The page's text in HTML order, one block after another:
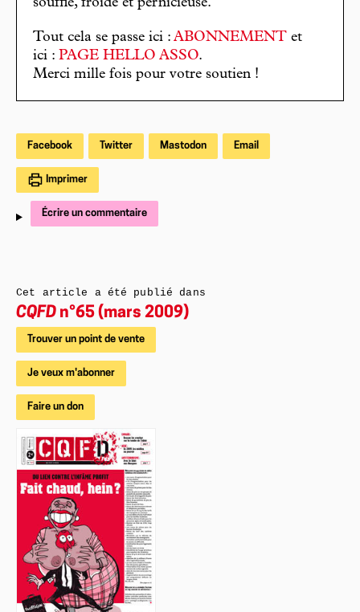
souffle, froide et pernicieuse.
Tout cela se passe ici : ABONNEMENT et
ici : PAGE HELLO ASSO.
Merci mille fois pour votre soutien !
Facebook Twitter Mastodon Email
Imprimer
Écrire un commentaire
Cet article a été publié dans
CQFD n°65 (mars 2009)
Trouver un point de vente
Je veux m'abonner
Faire un don